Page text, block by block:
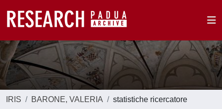
IRIS BARONE, VALERIA statistiche ricercatore